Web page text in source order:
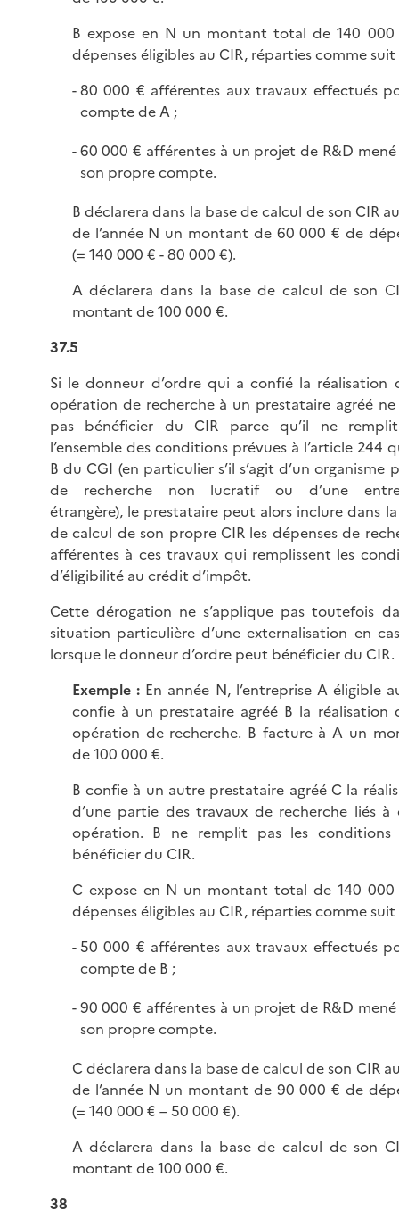
B expose en N un montant total de 140
dépenses éligibles au CIR, réparties comme suit
80 000 € afférentes aux travaux effectués
compte de A ;
60 000 € afférentes à un projet de R&D
son propre compte.
B déclarera dans la base de calcul de son CIR
de l’année N un montant de 60 000 € de
(= 140 000 € - 80 000 €).
A déclarera dans la base de calcul de son
montant de 100 000 €.
37.5
Si le donneur d’ordre qui a confié la réalisation
opération de recherche à un prestataire agréé
pas bénéficier du CIR parce qu’il ne
l’ensemble des conditions prévues à l’article 244
B du CGI (en particulier s’il s’agit d’un organisme
de recherche non lucratif ou d’une
étrangère), le prestataire peut alors inclure dans
de calcul de son propre CIR les dépenses de
afférentes à ces travaux qui remplissent les
d’éligibilité au crédit d’impôt.
Cette dérogation ne s’applique pas toutefois
situation particulière d’une externalisation en
lorsque le donneur d’ordre peut bénéficier du CIR.
Exemple : En année N, l’entreprise A éligible
confie à un prestataire agréé B la réalisation
opération de recherche. B facture à A un
de 100 000 €.
B confie à un autre prestataire agréé C la
d’une partie des travaux de recherche liés à
opération. B ne remplit pas les conditions
bénéficier du CIR.
C expose en N un montant total de 140
dépenses éligibles au CIR, réparties comme suit
50 000 € afférentes aux travaux effectués
compte de B ;
90 000 € afférentes à un projet de R&D
son propre compte.
C déclarera dans la base de calcul de son CIR
de l’année N un montant de 90 000 € de
(= 140 000 € – 50 000 €).
A déclarera dans la base de calcul de son
montant de 100 000 €.
38